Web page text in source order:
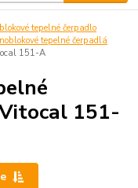
tepelné čerpadlo
tepelné čerpadlá
151-A
151-